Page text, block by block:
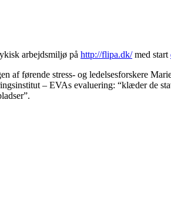
arbejdsmiljø på http://flipa.dk/med start
af førende stress- og ledelsesforskere
– EVAs evaluering: “klæder de